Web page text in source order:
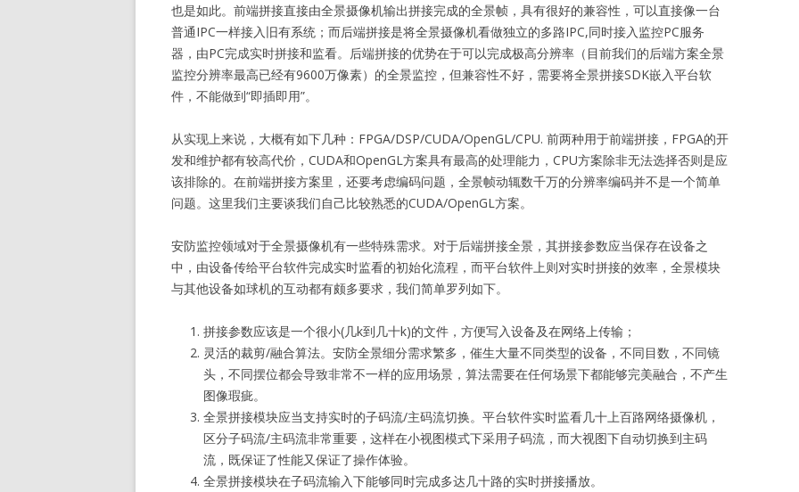
也是如此。前端拼接直接由全景摄像机输出拼接完成的全景帧，具有很好的兼容性，可以直接像一台
普通IPC一样接入旧有系统；而后端拼接是将全景摄像机看做独立的多路IPC,同时接入监控PC服务
器，由PC完成实时拼接和监看。后端拼接的优势在于可以完成极高分辨率（目前我们的后端方案全景
监控分辨率最高已经有9600万像素）的全景监控，但兼容性不好，需要将全景拼接SDK嵌入平台软
件，不能做到“即插即用”。
从实现上来说，大概有如下几种：FPGA/DSP/CUDA/OpenGL/CPU. 前两种用于前端拼接，FPGA的开
发和维护都有较高代价，CUDA和OpenGL方案具有最高的处理能力，CPU方案除非无法选择否则是应
该排除的。在前端拼接方案里，还要考虑编码问题，全景帧动辄数千万的分辨率编码并不是一个简单
问题。这里我们主要谈我们自己比较熟悉的CUDA/OpenGL方案。
安防监控领域对于全景摄像机有一些特殊需求。对于后端拼接全景，其拼接参数应当保存在设备之
中，由设备传给平台软件完成实时监看的初始化流程，而平台软件上则对实时拼接的效率，全景模块
与其他设备如球机的互动都有颇多要求，我们简单罗列如下。
拼接参数应该是一个很小(几k到几十k)的文件，方便写入设备及在网络上传输；
灵活的裁剪/融合算法。安防全景细分需求繁多，催生大量不同类型的设备，不同目数，不同镜
头，不同摆位都会导致非常不一样的应用场景，算法需要在任何场景下都能够完美融合，不产生
图像瑕疵。
全景拼接模块应当支持实时的子码流/主码流切换。平台软件实时监看几十上百路网络摄像机，
区分子码流/主码流非常重要，这样在小视图模式下采用子码流，而大视图下自动切换到主码
流，既保证了性能又保证了操作体验。
全景拼接模块在子码流输入下能够同时完成多达几十路的实时拼接播放。